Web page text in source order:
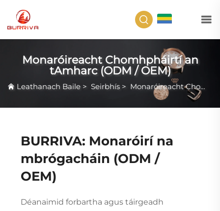
Monaróireacht Chomhpháirtí an
tAmharc (ODM / OEM)
Leathanach Baile > Seirbhís > Monaróireacht Chomhpháirtí an tAmharc (ODM / OEM)
BURRIVA: Monaróirí na
mbrógacháin (ODM /
OEM)
Déanaimid forbartha agus táirgeadh